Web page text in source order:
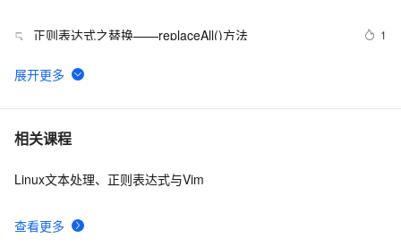
5 正则表达式之替换——replaceAll()方法 1
6 JavaScript正则表达式简单学习
7 电话号码正则表达式 代码 javascript+html,JS正则表达
8 正则表达式入门
9 python_正则表达式
相关课程
查看更多
Linux文本处理、正则表达式与Vim